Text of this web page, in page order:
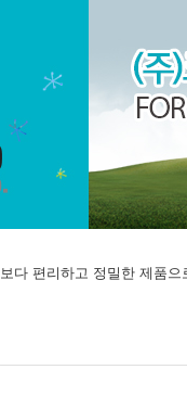
보다 편리하고 정밀한 제품